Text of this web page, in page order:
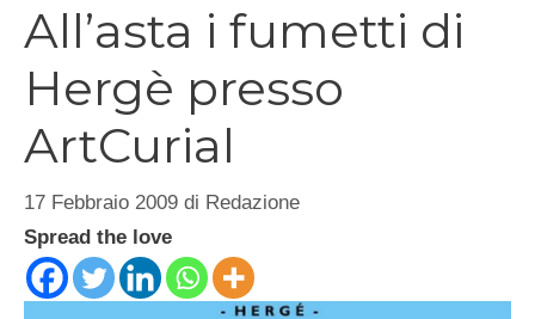
All’asta i fumetti di
Hergè presso
ArtCurial
17 Febbraio 2009 di Redazione
Spread the love